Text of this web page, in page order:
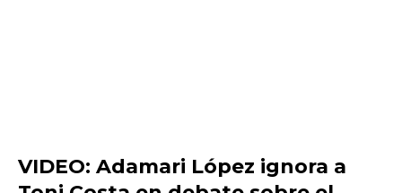
VIDEO: Adamari López ignora a